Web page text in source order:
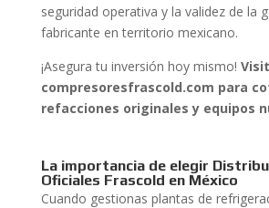
seguridad operativa y la validez de la
fabricante en territorio mexicano.
¡Asegura tu inversión hoy mismo!
compresoresfrascold.com para
refacciones originales y equipos
La importancia de elegir
Oficiales Frascold en México
Cuando gestionas plantas de